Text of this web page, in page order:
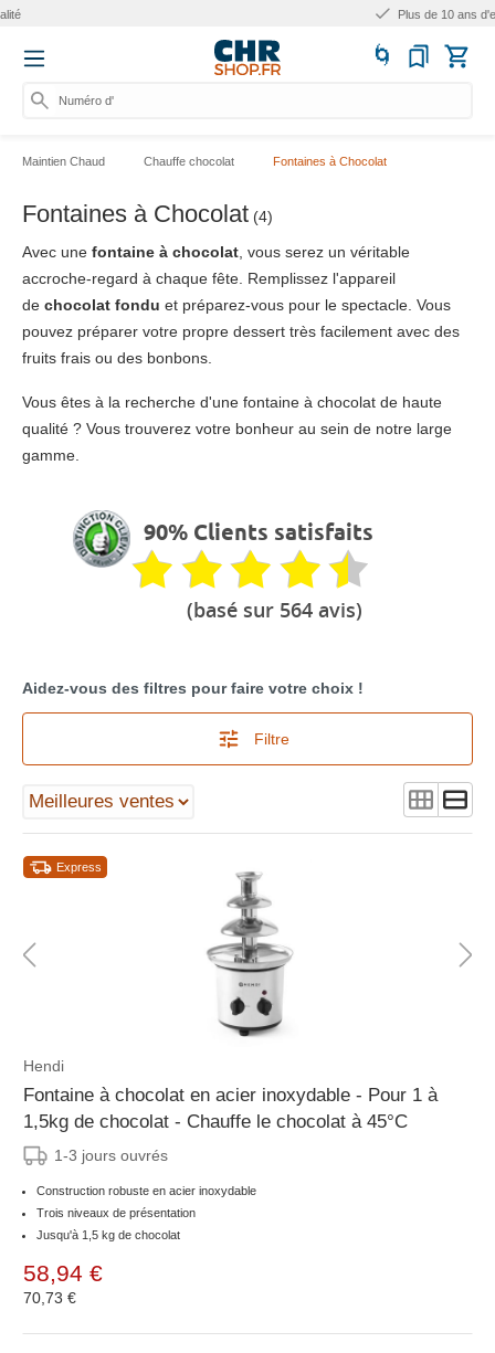
Numéro d'arti
Maintien Chaud Chauffe chocolat Fontaines à Chocolat
Fontaines à Chocolat (4)
Avec une fontaine à chocolat , vous serez un véritable
accroche-regard à chaque fête. Remplissez l'appareil
de chocolat fondu et préparez-vous pour le spectacle. Vous
pouvez préparer votre propre dessert très facilement avec des
fruits frais ou des bonbons.
Vous êtes à la recherche d'une fontaine à chocolat de haute
qualité ? Vous trouverez votre bonheur au sein de notre large
gamme.
90% Clients satisfaits
(basé sur 564 avis)
Aidez-vous des filtres pour faire votre choix !
Filtre
Express
Hendi
Fontaine à chocolat en acier inoxydable - Pour 1 à
1,5kg de chocolat - Chauffe le chocolat à 45°C
1-3 jours ouvrés
Construction robuste en acier inoxydable
Trois niveaux de présentation
Jusqu'à 1,5 kg de chocolat
58,94 €
70,73 €